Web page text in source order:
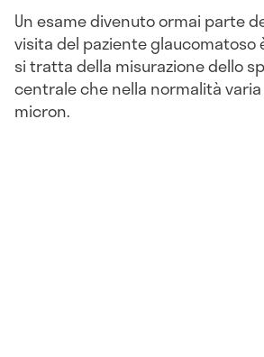
Un esame divenuto ormai parte
visita del paziente glaucomatoso
si tratta della misurazione dello
centrale che nella normalità
micron.